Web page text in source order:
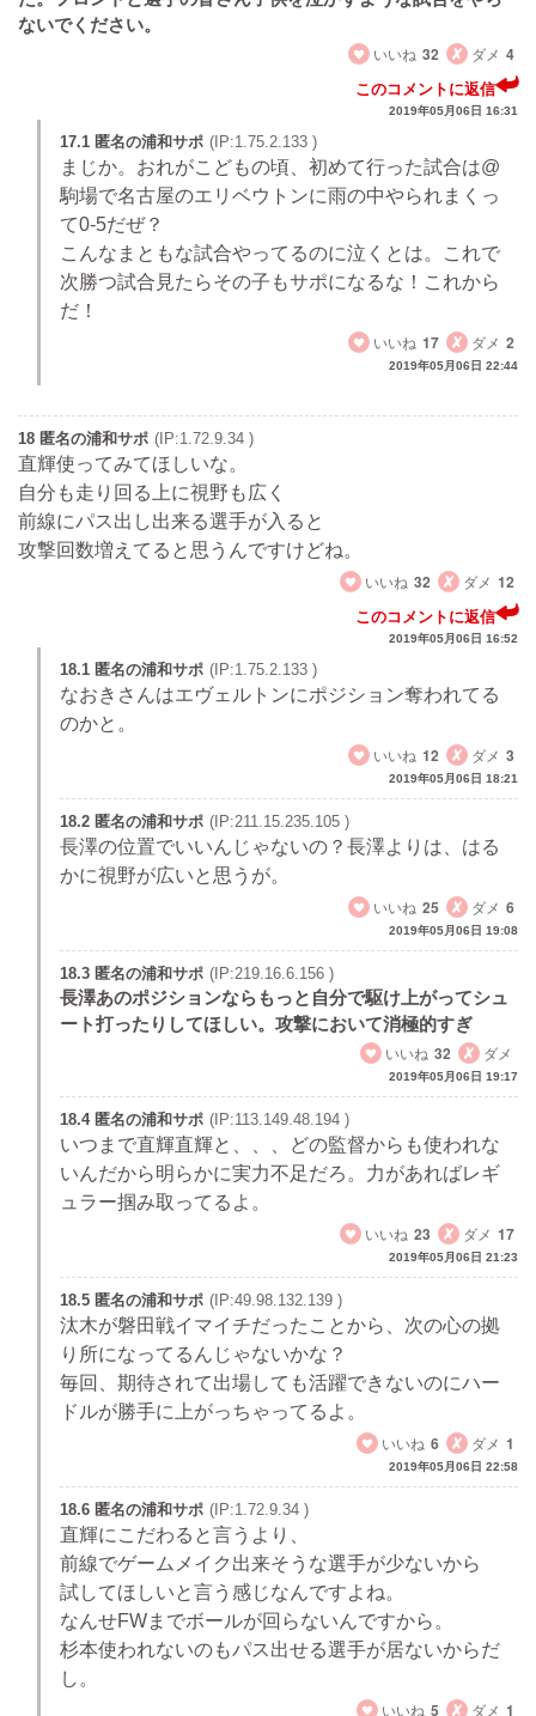
ないでください。
いいね 32 ダメ 4
このコメントに返信
2019年05月06日 16:31
17.1 匿名の浦和サポ (IP:1.75.2.133 )
まじか。おれがこどもの頃、初めて行った試合は@
駒場で名古屋のエリベウトンに雨の中やられまくっ
て0-5だぜ？
こんなまともな試合やってるのに泣くとは。これで
次勝つ試合見たらその子もサポになるな！これから
だ！
いいね 17 ダメ 2
2019年05月06日 22:44
18 匿名の浦和サポ (IP:1.72.9.34 )
直輝使ってみてほしいな。
自分も走り回る上に視野も広く
前線にパス出し出来る選手が入ると
攻撃回数増えてると思うんですけどね。
いいね 32 ダメ 12
このコメントに返信
2019年05月06日 16:52
18.1 匿名の浦和サポ (IP:1.75.2.133 )
なおきさんはエヴェルトンにポジション奪われてる
のかと。
いいね 12 ダメ 3
2019年05月06日 18:21
18.2 匿名の浦和サポ (IP:211.15.235.105 )
長澤の位置でいいんじゃないの？長澤よりは、はる
かに視野が広いと思うが。
いいね 25 ダメ 6
2019年05月06日 19:08
18.3 匿名の浦和サポ (IP:219.16.6.156 )
長澤あのポジションならもっと自分で駆け上がってシュ
ート打ったりしてほしい。攻撃において消極的すぎ
いいね 32 ダメ
2019年05月06日 19:17
18.4 匿名の浦和サポ (IP:113.149.48.194 )
いつまで直輝直輝と、、、どの監督からも使われな
いんだから明らかに実力不足だろ。力があればレギ
ュラー掴み取ってるよ。
いいね 23 ダメ 17
2019年05月06日 21:23
18.5 匿名の浦和サポ (IP:49.98.132.139 )
汰木が磐田戦イマイチだったことから、次の心の拠
り所になってるんじゃないかな？
毎回、期待されて出場しても活躍できないのにハー
ドルが勝手に上がっちゃってるよ。
いいね 6 ダメ 1
2019年05月06日 22:58
18.6 匿名の浦和サポ (IP:1.72.9.34 )
直輝にこだわると言うより、
前線でゲームメイク出来そうな選手が少ないから
試してほしいと言う感じなんですよね。
なんせFWまでボールが回らないんですから。
杉本使われないのもパス出せる選手が居ないからだ
し。
いいね 5 ダメ 1